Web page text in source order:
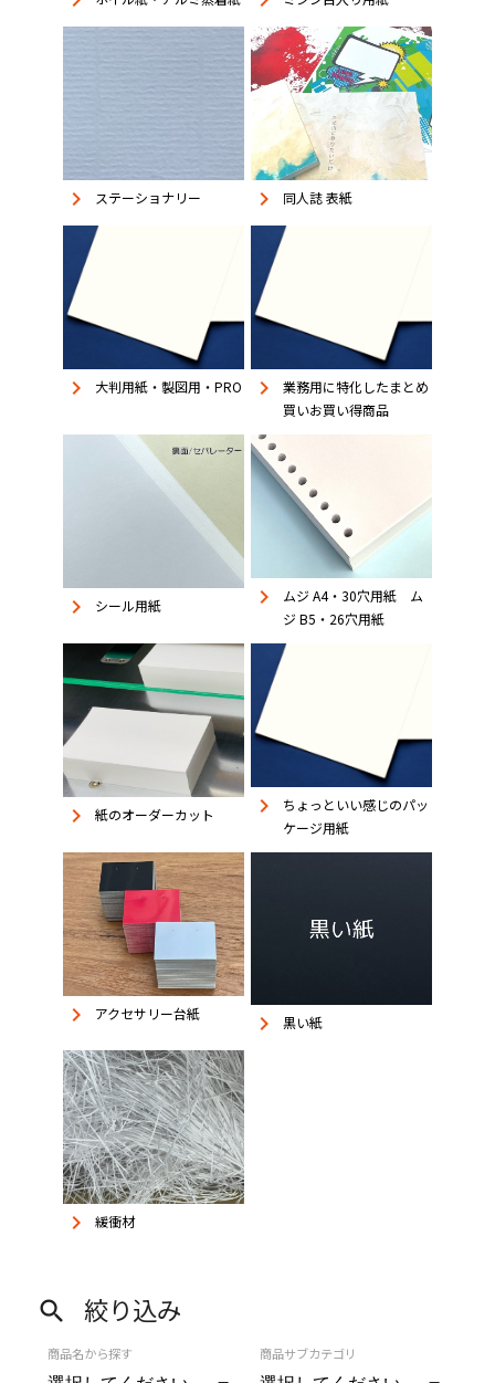
keyboard_arrow_right ステーショナリー keyboard_arrow_right 同人誌 表紙
keyboard_arrow_right 大判用紙・製図用・PRO keyboard_arrow_right
業務用に特化したまとめ
買いお買い得商品
keyboard_arrow_right シール用紙 keyboard_arrow_right
ムジ A4・30穴用紙 ム
ジ B5・26穴用紙
keyboard_arrow_right 紙のオーダーカット keyboard_arrow_right
ちょっといい感じのパッ
ケージ用紙
keyboard_arrow_right アクセサリー台紙 keyboard_arrow_right 黒い紙
keyboard_arrow_right 緩衝材
search 絞り込み
商品名から探す 商品サブカテゴリ